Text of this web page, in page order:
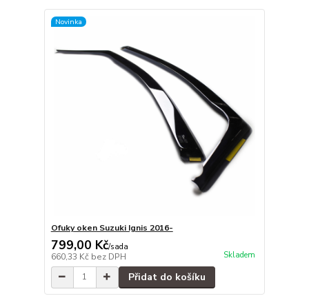
Novinka
Ofuky oken Suzuki Ignis 2016-
799,00 Kč/sada
660,33 Kč bez DPH Skladem
Přidat do košíku